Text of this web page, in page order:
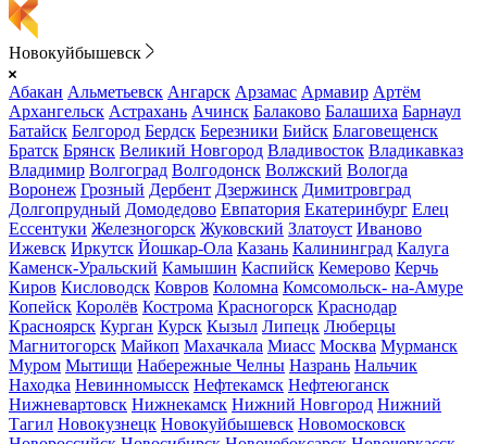
Новокуйбышевск
Абакан Альметьевск Ангарск Арзамас Армавир Артём
Архангельск Астрахань Ачинск Балаково Балашиха Барнаул
Батайск Белгород Бердск Березники Бийск Благовещенск
Братск Брянск Великий Новгород Владивосток Владикавказ
Владимир Волгоград Волгодонск Волжский Вологда
Воронеж Грозный Дербент Дзержинск Димитровград
Долгопрудный Домодедово Евпатория Екатеринбург Елец
Ессентуки Железногорск Жуковский Златоуст Иваново
Ижевск Иркутск Йошкар-Ола Казань Калининград Калуга
Каменск-Уральский Камышин Каспийск Кемерово Керчь
Киров Кисловодск Ковров Коломна Комсомольск- на-Амуре
Копейск Королёв Кострома Красногорск Краснодар
Красноярск Курган Курск Кызыл Липецк Люберцы
Магнитогорск Майкоп Махачкала Миасс Москва Мурманск
Муром Мытищи Набережные Челны Назрань Нальчик
Находка Невинномысск Нефтекамск Нефтеюганск
Нижневартовск Нижнекамск Нижний Новгород Нижний
Тагил Новокузнецк Новокуйбышевск Новомосковск